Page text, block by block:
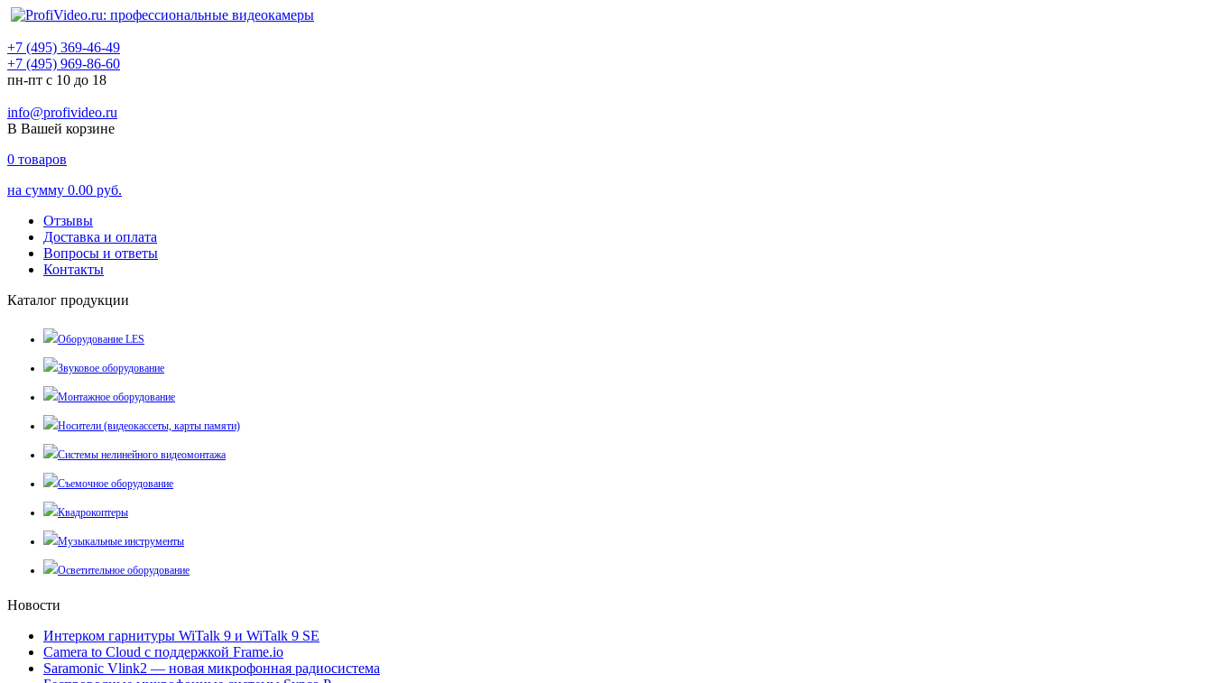
+7 (495) 369-46-49
+7 (495) 969-86-60
пн-пт с 10 до 18
info@profivideo.ru
В Вашей корзине
0 товаров
на сумму 0.00 руб.
Отзывы
Доставка и оплата
Вопросы и ответы
Контакты
Каталог продукции
Оборудование LES
Звуковое оборудование
Монтажное оборудование
Носители (видеокассеты, карты памяти)
Системы нелинейного видеомонтажа
Съемочное оборудование
Квадрокоптеры
Музыкальные инструменты
Осветительное оборудование
Новости
Интерком гарнитуры WiTalk 9 и WiTalk 9 SE
Camera to Cloud с поддержкой Frame.io
Saramonic Vlink2 — новая микрофонная радиосистема